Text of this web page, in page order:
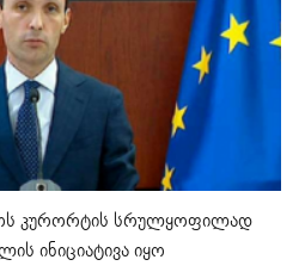
კურორტის სრულყოფილად
ინიციატივა იყო